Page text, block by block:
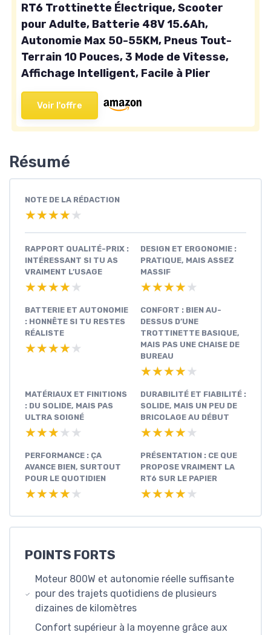
RT6 Trottinette Électrique, Scooter
pour Adulte, Batterie 48V 15.6Ah,
Autonomie Max 50-55KM, Pneus Tout-
Terrain 10 Pouces, 3 Mode de Vitesse,
Affichage Intelligent, Facile à Plier
Voir l'offre
Résumé
NOTE DE LA RÉDACTION
★★★★★
★★★★★
RAPPORT QUALITÉ-PRIX :
INTÉRESSANT SI TU AS
VRAIMENT L’USAGE
★★★★★
★★★★★
DESIGN ET ERGONOMIE :
PRATIQUE, MAIS ASSEZ
MASSIF
★★★★★
★★★★★
BATTERIE ET AUTONOMIE
: HONNÊTE SI TU RESTES
RÉALISTE
★★★★★
★★★★★
CONFORT : BIEN AU-
DESSUS D’UNE
TROTTINETTE BASIQUE,
MAIS PAS UNE CHAISE DE
BUREAU
★★★★★
★★★★★
MATÉRIAUX ET FINITIONS
: DU SOLIDE, MAIS PAS
ULTRA SOIGNÉ
★★★★★
★★★★★
DURABILITÉ ET FIABILITÉ :
SOLIDE, MAIS UN PEU DE
BRICOLAGE AU DÉBUT
★★★★★
★★★★★
PERFORMANCE : ÇA
AVANCE BIEN, SURTOUT
POUR LE QUOTIDIEN
★★★★★
★★★★★
PRÉSENTATION : CE QUE
PROPOSE VRAIMENT LA
RT6 SUR LE PAPIER
★★★★★
★★★★★
POINTS FORTS
Moteur 800W et autonomie réelle suffisante
pour des trajets quotidiens de plusieurs
dizaines de kilomètres
Confort supérieur à la moyenne grâce aux